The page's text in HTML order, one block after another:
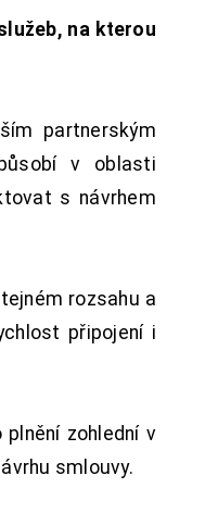
na kterou
partnerským
v oblasti
s návrhem
rozsahu a
připojení i
zohlední v
smlouvy.